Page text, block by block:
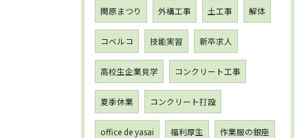
関原まつり 外構工事 土工事 解体
コベルコ 技能実習 新卒求人
高校生企業見学 コンクリート工事
夏季休業 コンクリート打設
office de yasai 福利厚生 作業服の銀座